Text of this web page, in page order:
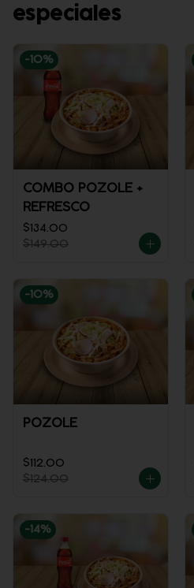
especiales
-10%
COMBO POZOLE +
REFRESCO
$134.00
$149.00
-10%
POZOLE
$112.00
$124.00
-14%